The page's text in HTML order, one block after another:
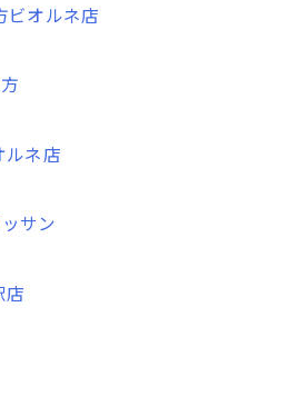
ビオルネ店
ルネ店
サン
店